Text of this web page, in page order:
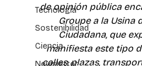
Tecnología
Sostenibilidad
Ciencia
Newsletter
de opinión pública
Groupe a la Usina
Ciudadana, que
manifiesta este tipo
calles, plazas,